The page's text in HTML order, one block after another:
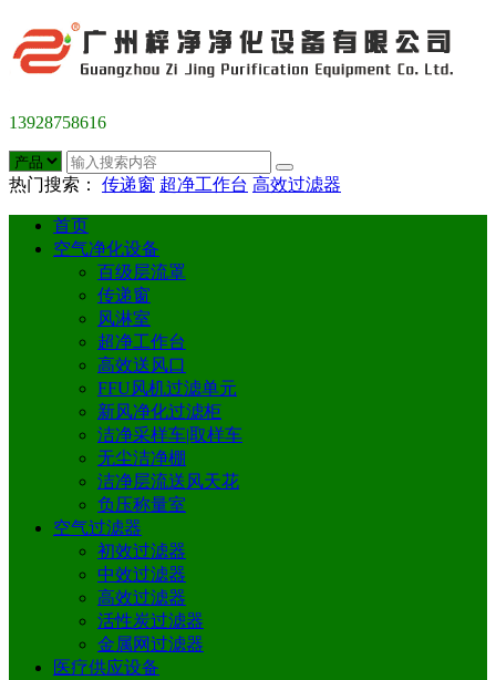
13928758616
热门搜索： 传递窗 超净工作台 高效过滤器
首页
空气净化设备
百级层流罩
传递窗
风淋室
超净工作台
高效送风口
FFU风机过滤单元
新风净化过滤柜
洁净采样车|取样车
无尘洁净棚
洁净层流送风天花
负压称量室
空气过滤器
初效过滤器
中效过滤器
高效过滤器
活性炭过滤器
金属网过滤器
医疗供应设备